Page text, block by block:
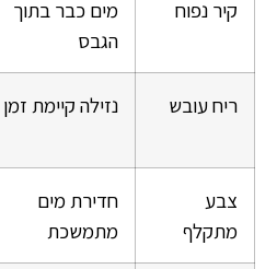
קיר נפוח
מים כבר בתוך
הגבס
ריח עובש
נזילה קיימת
צבע
מתקלף
חדירת מים
מתמשכת